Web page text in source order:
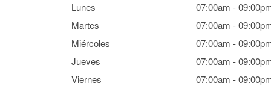
Lunes
07:00am -
Martes
07:00am -
Miércoles
07:00am -
Jueves
07:00am -
Viernes
07:00am -